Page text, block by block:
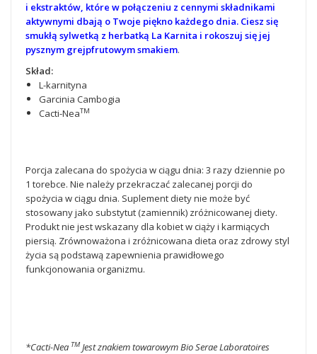
i ekstraktów, które w połączeniu z cennymi składnikami
aktywnymi dbają o Twoje piękno każdego dnia. Ciesz się
smukłą sylwetką z herbatką La Karnita i rokoszuj się jej
pysznym grejpfrutowym smakiem.
Skład:
L-karnityna
Garcinia Cambogia
Cacti-NeaTM
Porcja zalecana do spożycia w ciągu dnia: 3 razy dziennie po
1 torebce. Nie należy przekraczać zalecanej porcji do
spożycia w ciągu dnia. Suplement diety nie może być
stosowany jako substytut (zamiennik) zróżnicowanej diety.
Produkt nie jest wskazany dla kobiet w ciąży i karmiących
piersią. Zrównoważona i zróżnicowana dieta oraz zdrowy styl
życia są podstawą zapewnienia prawidłowego
funkcjonowania organizmu.
*Cacti-Nea TM Jest znakiem towarowym Bio Serae Laboratoires